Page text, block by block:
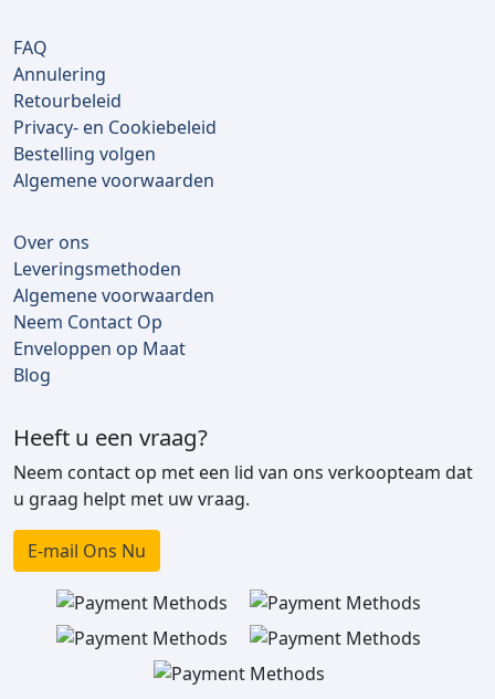
FAQ
Annulering
Retourbeleid
Privacy- en Cookiebeleid
Bestelling volgen
Algemene voorwaarden
Over ons
Leveringsmethoden
Algemene voorwaarden
Neem Contact Op
Enveloppen op Maat
Blog
Heeft u een vraag?
Neem contact op met een lid van ons verkoopteam dat
u graag helpt met uw vraag.
E-mail Ons Nu